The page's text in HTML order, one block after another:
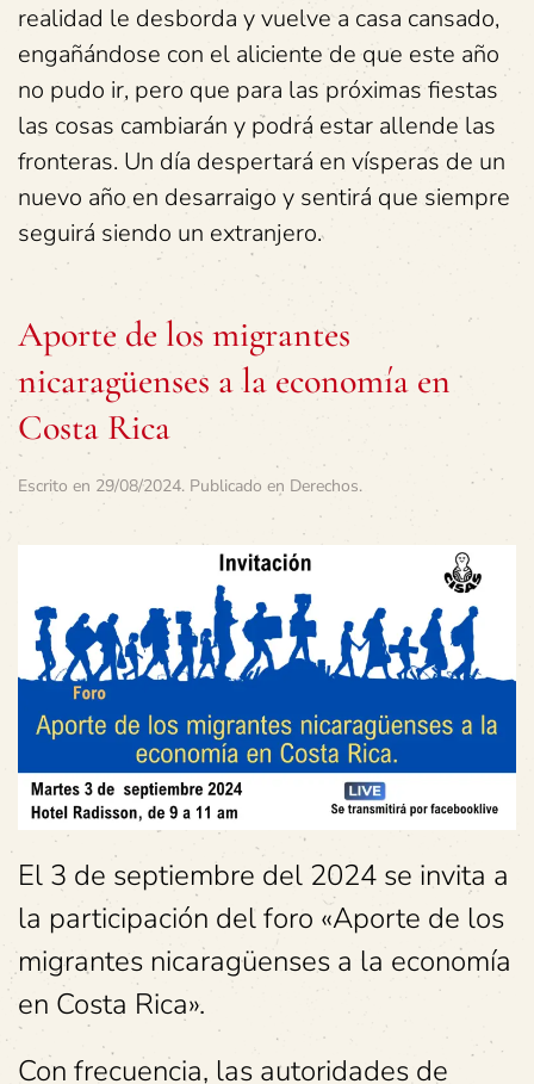
realidad le desborda y vuelve a casa cansado,
engañándose con el aliciente de que este año
no pudo ir, pero que para las próximas fiestas
las cosas cambiarán y podrá estar allende las
fronteras. Un día despertará en vísperas de un
nuevo año en desarraigo y sentirá que siempre
seguirá siendo un extranjero.
Aporte de los migrantes
nicaragüenses a la economía en
Costa Rica
Escrito en 29/08/2024. Publicado en Derechos.
El 3 de septiembre del 2024 se invita a
la participación del foro «Aporte de los
migrantes nicaragüenses a la economía
en Costa Rica».
Con frecuencia, las autoridades de